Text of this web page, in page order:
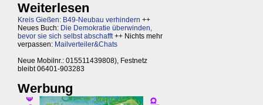
Weiterlesen
Kreis Gießen: B49-Neubau verhindern ++
Neues Buch: Die Demokratie überwinden,
bevor sie sich selbst abschafft++ Nichts mehr
verpassen: Mailverteiler&Chats
Neue Mobilnr.: 015511439808), Festnetz
bleibt 06401-903283
Werbung